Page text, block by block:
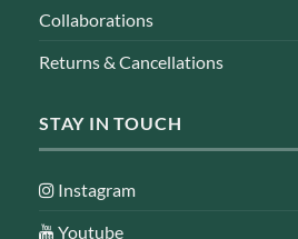
Collaborations
Returns & Cancellations
STAY IN TOUCH
Instagram
Youtube